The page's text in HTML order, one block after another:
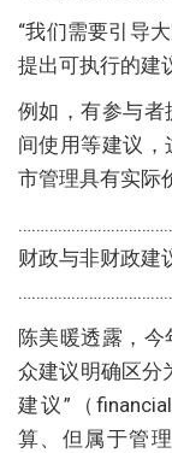
“我们需要引导
提出可执行的建
例如，有参与者
间使用等建议
市管理具有实际
财政与非财政建
陈美暖透露，
众建议明确区分
建议”（
算、但属于管